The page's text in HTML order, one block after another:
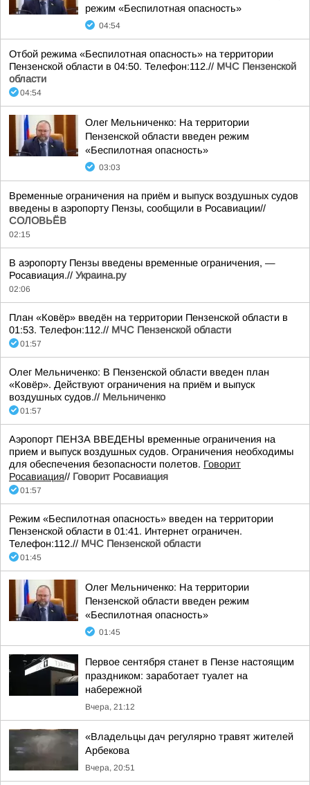
режим «Беспилотная опасность»
04:54
Отбой режима «Беспилотная опасность» на территории
Пензенской области в 04:50. Телефон:112.// МЧС Пензенской
области
04:54
Олег Мельниченко: На территории
Пензенской области введен режим
«Беспилотная опасность»
03:03
Временные ограничения на приём и выпуск воздушных судов
введены в аэропорту Пензы, сообщили в Росавиации//
СОЛОВЬЁВ
02:15
В аэропорту Пензы введены временные ограничения, —
Росавиация.// Украина.ру
02:06
План «Ковёр» введён на территории Пензенской области в
01:53. Телефон:112.// МЧС Пензенской области
01:57
Олег Мельниченко: В Пензенской области введен план
«Ковёр». Действуют ограничения на приём и выпуск
воздушных судов.// Мельниченко
01:57
Аэропорт ПЕНЗА ВВЕДЕНЫ временные ограничения на
прием и выпуск воздушных судов. Ограничения необходимы
для обеспечения безопасности полетов. Говорит
Росавиация// Говорит Росавиация
01:57
Режим «Беспилотная опасность» введен на территории
Пензенской области в 01:41. Интернет ограничен.
Телефон:112.// МЧС Пензенской области
01:45
Олег Мельниченко: На территории
Пензенской области введен режим
«Беспилотная опасность»
01:45
Первое сентября станет в Пензе настоящим
праздником: заработает туалет на
набережной
Вчера, 21:12
«Владельцы дач регулярно травят жителей
Арбекова
Вчера, 20:51